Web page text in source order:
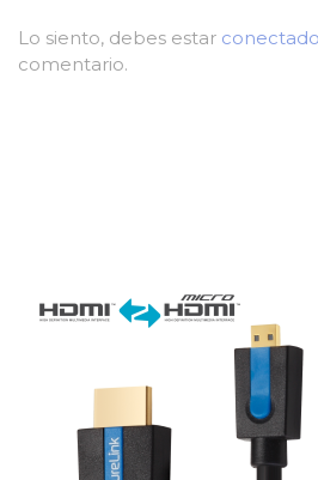
Lo siento, debes estar conectado
comentario.